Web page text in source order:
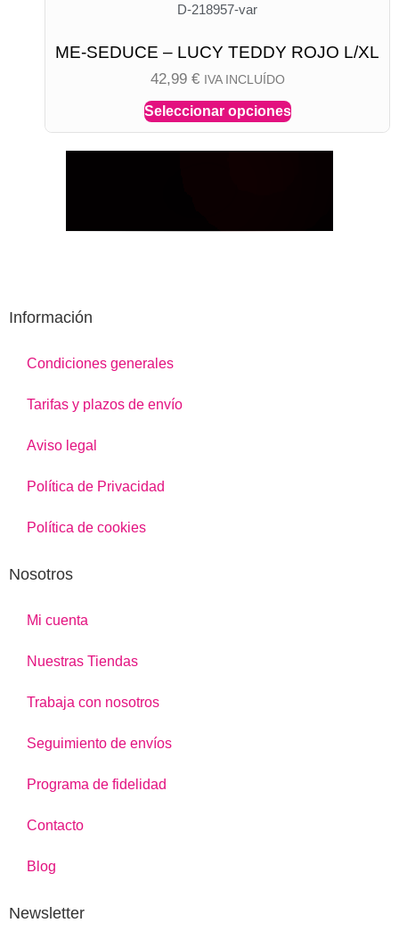
D-218957-var
ME-SEDUCE – LUCY TEDDY ROJO L/XL
42,99 € IVA INCLUÍDO
Seleccionar opciones
Información
Condiciones generales
Tarifas y plazos de envío
Aviso legal
Política de Privacidad
Política de cookies
Nosotros
Mi cuenta
Nuestras Tiendas
Trabaja con nosotros
Seguimiento de envíos
Programa de fidelidad
Contacto
Blog
Newsletter